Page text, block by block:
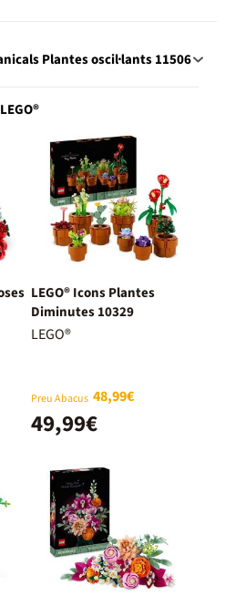
Plantes oscil·lants 11506
LEGO® Icons Plantes
Diminutes 10329
LEGO®
Preu Abacus 48,99€
49,99€